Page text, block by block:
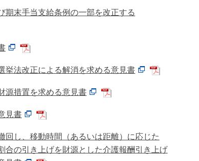
期末手当支給条例の一部を改正する
挙法改正による解消を求める意見書
源措置を求める意見書
見書
回し、移動時間（あるいは距離）に応じた
合の引き上げを財源とした介護報酬引き上げ